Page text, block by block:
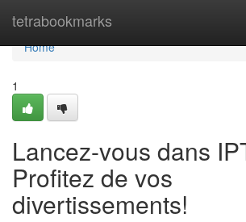
tetrabookmarks
Home
Home
1
Lancez-vous dans
Profitez de vos
divertissements!